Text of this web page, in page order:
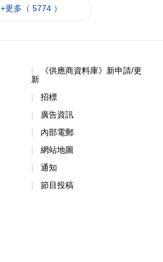
+更多（ 5774 ）
《供應商資料庫》新申請/更
新
招標
廣告資訊
內部電郵
網站地圖
通知
節目投稿